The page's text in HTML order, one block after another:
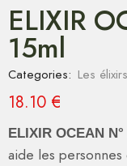
ELIXIR
15ml
Categories: Les
18.10 €
ELIXIR OCEAN
aide les